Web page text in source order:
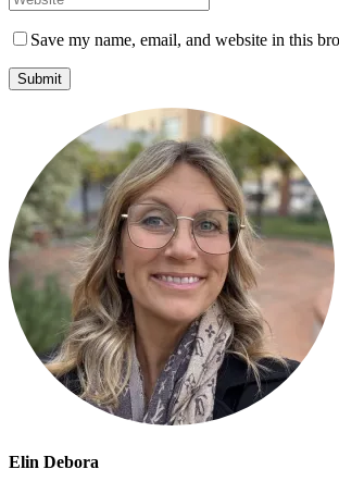
Save my name, email, and website in this
Elin Debora